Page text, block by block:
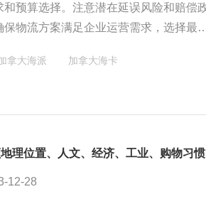
预算选择。注意潜在延误风险和赔偿
物流方案满足企业运营需求，选择最
拿大海派
加拿大海卡
12-28